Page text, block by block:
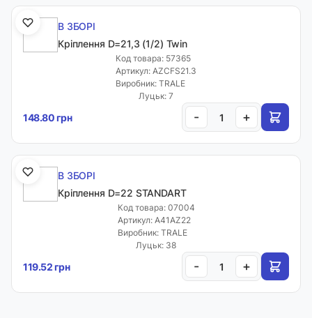
В ЗБОРІ
Кріплення D=21,3 (1/2) Twin
Код товара: 57365
Артикул: AZCFS21.3
Виробник: TRALE
Луцьк: 7
148.80 грн - +
В ЗБОРІ
Кріплення D=22 STANDART
Код товара: 07004
Артикул: A41AZ22
Виробник: TRALE
Луцьк: 38
119.52 грн - +